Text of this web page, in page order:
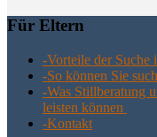
Für Eltern
-Vor­tei­le der Suche
-So kön­nen Sie
-Was Still­be­ra­tung
leis­ten können
-Kon­takt